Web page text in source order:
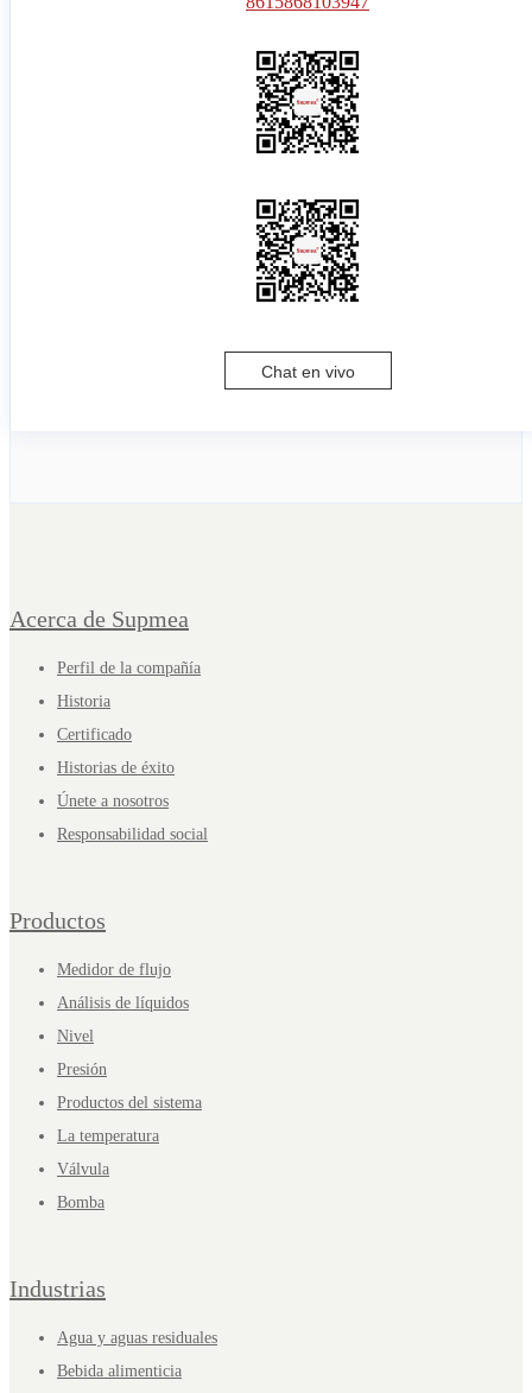
Chat en vivo
Acerca de Supmea
Perfil de la compañía
Historia
Certificado
Historias de éxito
Únete a nosotros
Responsabilidad social
Productos
Medidor de flujo
Análisis de líquidos
Nivel
Presión
Productos del sistema
La temperatura
Válvula
Bomba
Industrias
Agua y aguas residuales
Bebida alimenticia